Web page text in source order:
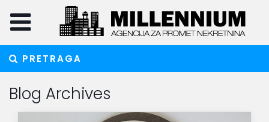
PRETRAGA
Blog Archives